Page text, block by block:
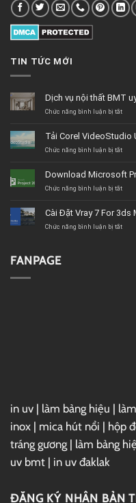
TIN TỨC MỚI
Dịch vụ nội thất BMT
Chức năng bình luận bị tắtở
nội
thất
tín,
giá
Tải Corel VideoStudio
Chức năng bình luận bị tắtở
Link
GG
Download Microsoft
Chức năng bình luận bị tắtở
2019
Cài Đặt Vray 7 For 3ds
Chức năng bình luận bị tắtở
FANPAGE
in uv | làm bảng hiệu |
inox | mica hút nổi | hộp
tráng gương | làm bảng
uv bmt | in uv đaklak
ĐĂNG KÝ NHẬN BẢN